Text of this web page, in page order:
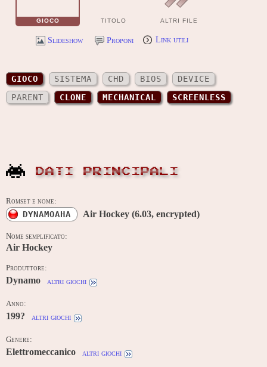
GIOCO TITOLO ALTRI FILE
Slideshow Proponi Link utili
GIOCO SISTEMA CHD BIOS
DEVICE
PARENT
CLONE MECHANICAL SCREENLESS
DATI PRINCIPALI
Romset e nome:
DYNAMOAHA Air Hockey (6.03, encrypted)
Nome semplificato:
Air Hockey
Produttore:
Dynamo altri giochi
Anno:
199? altri giochi
Genere:
Elettromeccanico altri giochi